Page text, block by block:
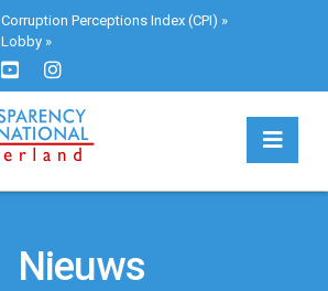
Corruption Perceptions Index (CPI) »
Lobby»
Nieuws